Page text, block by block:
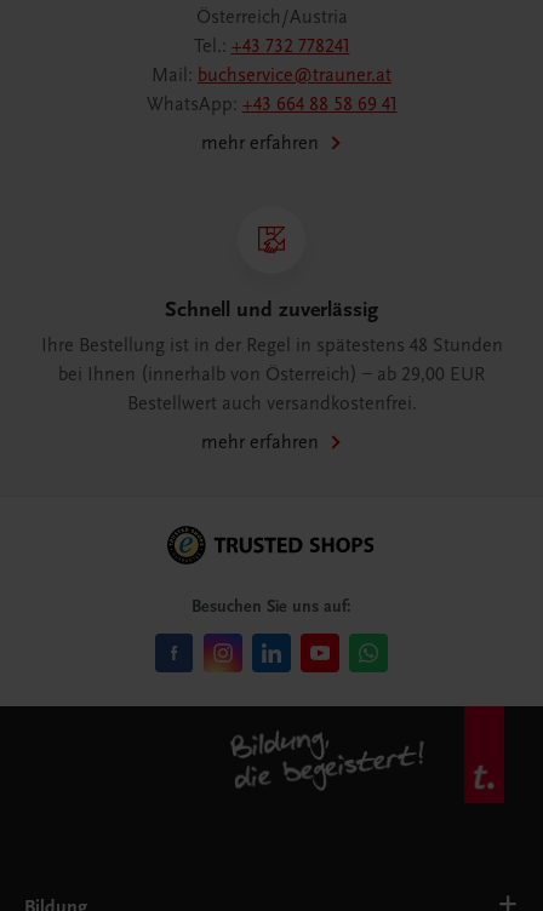
Österreich/Austria
Tel.: +43 732 778241
Mail: buchservice@trauner.at
WhatsApp: +43 664 88 58 69 41
mehr erfahren
Schnell und zuverlässig
Ihre Bestellung ist in der Regel in spätestens 48 Stunden
bei Ihnen (innerhalb von Österreich) – ab 29,00 EUR
Bestellwert auch versandkostenfrei.
mehr erfahren
Besuchen Sie uns auf: